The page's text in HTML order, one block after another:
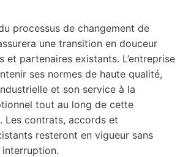
processus de changement de
une transition en douceur
et partenaires existants. L’entreprise
ses normes de haute qualité,
et son service à la
tout au long de cette
Les contrats, accords et
resteront en vigueur sans